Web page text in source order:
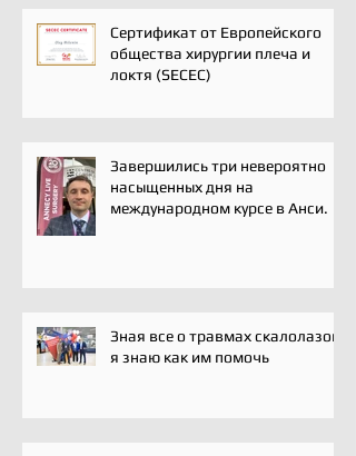
реабилитации
Сертификат от Европейского
общества хирургии плеча и
локтя (SECEC)
Завершились три невероятно
насыщенных дня на
международном курсе в Анси.
Зная все о травмах скалолазов,
я знаю как им помочь